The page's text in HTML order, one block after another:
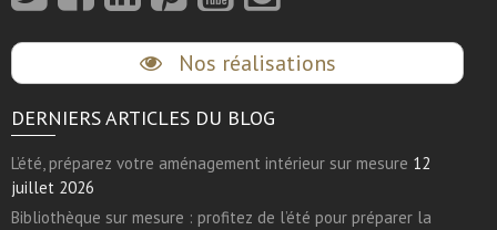
Nos réalisations
DERNIERS ARTICLES DU BLOG
L’été, préparez votre aménagement intérieur sur mesure 12
juillet 2026
Bibliothèque sur mesure : profitez de l’été pour préparer la